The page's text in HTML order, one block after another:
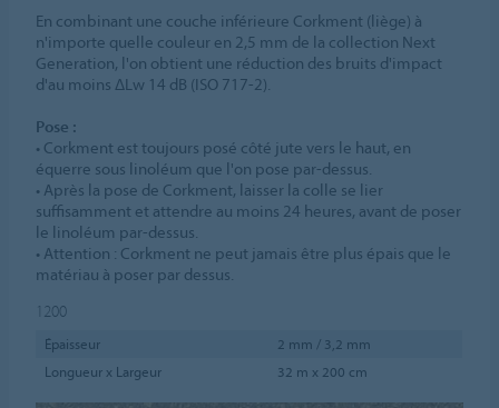
En combinant une couche inférieure Corkment (liège) à
n'importe quelle couleur en 2,5 mm de la collection Next
Generation, l'on obtient une réduction des bruits d'impact
d'au moins ΔLw 14 dB (ISO 717-2).
Pose :
• Corkment est toujours posé côté jute vers le haut, en
équerre sous linoléum que l'on pose par-dessus.
• Après la pose de Corkment, laisser la colle se lier
suffisamment et attendre au moins 24 heures, avant de poser
le linoléum par-dessus.
• Attention : Corkment ne peut jamais être plus épais que le
matériau à poser par dessus.
1200
Épaisseur
2 mm / 3,2 mm
Longueur x Largeur
32 m x 200 cm